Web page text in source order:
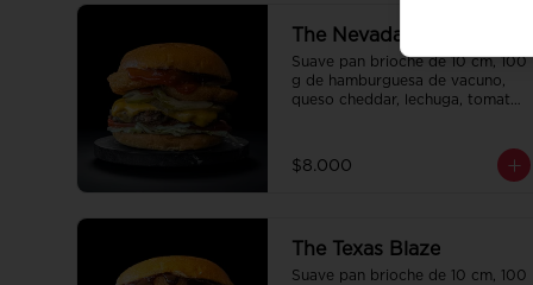
The Nevada Smash
Suave pan brioche de 10 cm, 100
g de hamburguesa de vacuno,
queso cheddar, lechuga, tomate,
$8.000
The Texas Blaze
Suave pan brioche de 10 cm, 100